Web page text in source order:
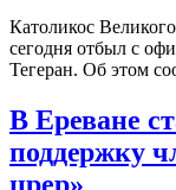
Католикос
сегодня отбыл с
Тегеран. Об этом
В Ереване
поддержку
црер»